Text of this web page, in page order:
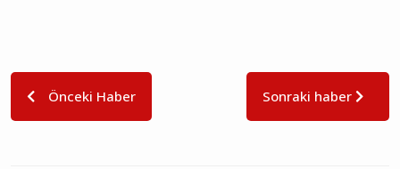
Önceki Haber Sonraki haber